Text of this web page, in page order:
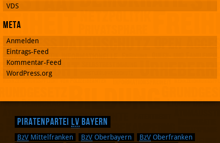
VDS
Meta
Anmelden
Eintrags-Feed
Kommentar-Feed
WordPress.org
Piratenpartei LV Bayern
BzV Mittelfranken BzV Oberbayern BzV Oberfranken